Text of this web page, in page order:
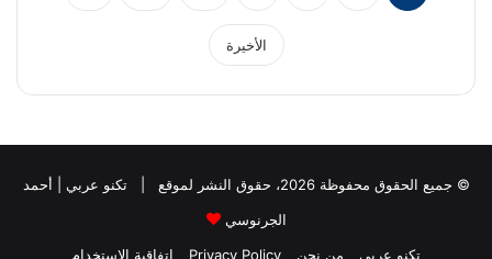
الأخيرة
© جميع الحقوق محفوظة 2026، حقوق النشر لموقع |
تكنو عربي | أحمد
الجرنوسي
تكنو عربي
من نحن Privacy Policy إتفاقية الإستخدام